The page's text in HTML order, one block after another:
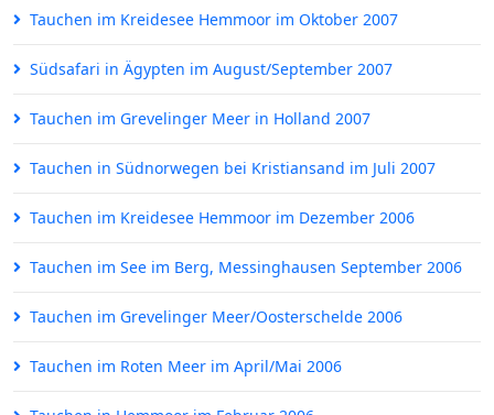
Tauchen im Kreidesee Hemmoor im Oktober 2007
Südsafari in Ägypten im August/September 2007
Tauchen im Grevelinger Meer in Holland 2007
Tauchen in Südnorwegen bei Kristiansand im Juli 2007
Tauchen im Kreidesee Hemmoor im Dezember 2006
Tauchen im See im Berg, Messinghausen September 2006
Tauchen im Grevelinger Meer/Oosterschelde 2006
Tauchen im Roten Meer im April/Mai 2006